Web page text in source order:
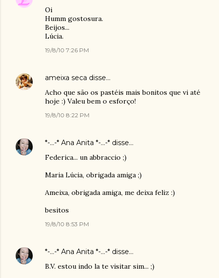
Oi
Humm gostosura.
Beijos...
Lúcia.
19/8/10 7:26 PM
ameixa seca disse…
Acho que são os pastéis mais bonitos que vi até
hoje :) Valeu bem o esforço!
19/8/10 8:22 PM
*-...-* Ana Anita *-...-* disse…
Federica... un abbraccio ;)
Maria Lúcia, obrigada amiga ;)
Ameixa, obrigada amiga, me deixa feliz :)
besitos
19/8/10 8:53 PM
*-...-* Ana Anita *-...-* disse…
B.V. estou indo la te visitar sim... ;)